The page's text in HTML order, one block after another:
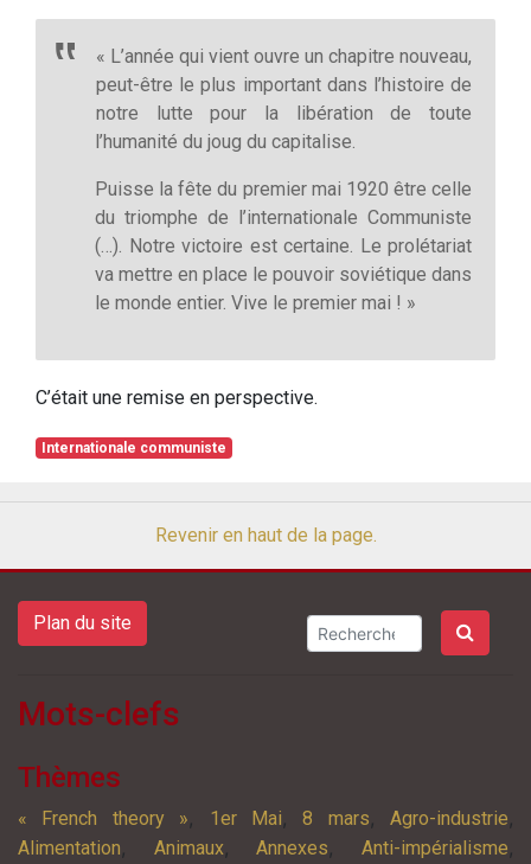
« L’année qui vient ouvre un chapitre nouveau,
peut-être le plus important dans l’histoire de
notre lutte pour la libération de toute
l’humanité du joug du capitalise.
Puisse la fête du premier mai 1920 être celle
du triomphe de l’internationale Communiste
(…). Notre victoire est certaine. Le prolétariat
va mettre en place le pouvoir soviétique dans
le monde entier. Vive le premier mai ! »
C’était une remise en perspective.
Internationale communiste
Revenir en haut de la page.
Plan du site
Mots-clefs
Thèmes
« French theory », 1er Mai,8 mars, Agro-industrie,
Alimentation, Animaux,Annexes,Anti-impérialisme,